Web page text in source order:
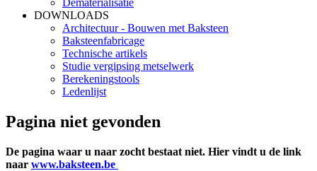
Dematerialisatie
DOWNLOADS
Architectuur - Bouwen met Baksteen
Baksteenfabricage
Technische artikels
Studie vergipsing metselwerk
Berekeningstools
Ledenlijst
Pagina niet gevonden
De pagina waar u naar zocht bestaat niet. Hier vindt u de link
naar www.baksteen.be